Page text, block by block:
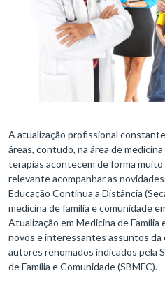
A atualização profissional
áreas, contudo, na área de
terapias acontecem de forma muito
relevante acompanhar as
Educação Continua a Distância
medicina de família e comunidade
Atualização em Medicina de Família
novos e interessantes assuntos da
autores renomados indicados pela
de Família e Comunidade (SBMFC).